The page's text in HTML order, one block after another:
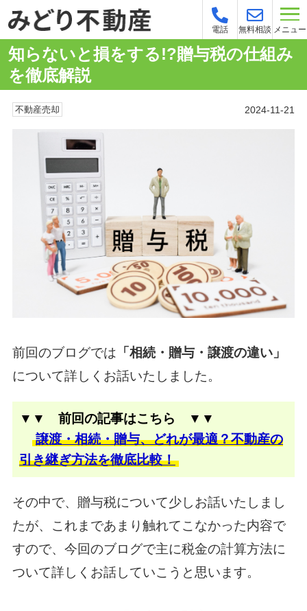
電話 無料相談 メニュー
知らないと損をする!?贈与税の仕組み
を徹底解説
不動産売却 2024-11-21
前回のブログでは 「相続・贈与・譲渡の違い」
について詳しくお話いたしました。
▼▼ 前回の記事はこちら ▼▼
譲渡・相続・贈与、どれが最適？不動産の
引き継ぎ方法を徹底比較！
その中で、贈与税について少しお話いたしまし
たが、これまであまり触れてこなかった内容で
すので、 今回のブログで主に税金の計算方法に
ついて詳しくお話していこうと思います。